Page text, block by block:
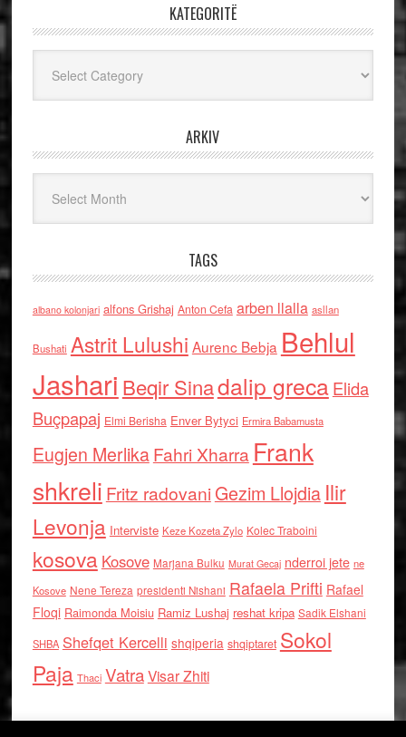
KATEGORITË
ARKIV
TAGS
albano kolonjari alfons Grishaj Anton Cefa arben llalla asllan
Bushati Astrit Lulushi Aurenc Bebja Behlul
Jashari Beqir Sinadalip grecaElida
Buçpapaj Elmi Berisha Enver Bytyci Ermira Babamusta
Eugjen MerlikaFahri Xharra Frank
shkreli Fritz radovaniGezim Llojdia Ilir
Levonja Interviste Keze Kozeta Zylo Kolec Traboini
kosova Kosove Marjana Bulku Murat Gecaj nderroi jete ne
Kosove Nene Tereza presidenti Nishani Rafaela Prifti Rafael
Floqi Raimonda Moisiu Ramiz Lushaj reshat kripa Sadik Elshani
SHBA Shefqet Kercelli shqiperia shqiptaret Sokol
Paja Thaci VatraVisar Zhiti